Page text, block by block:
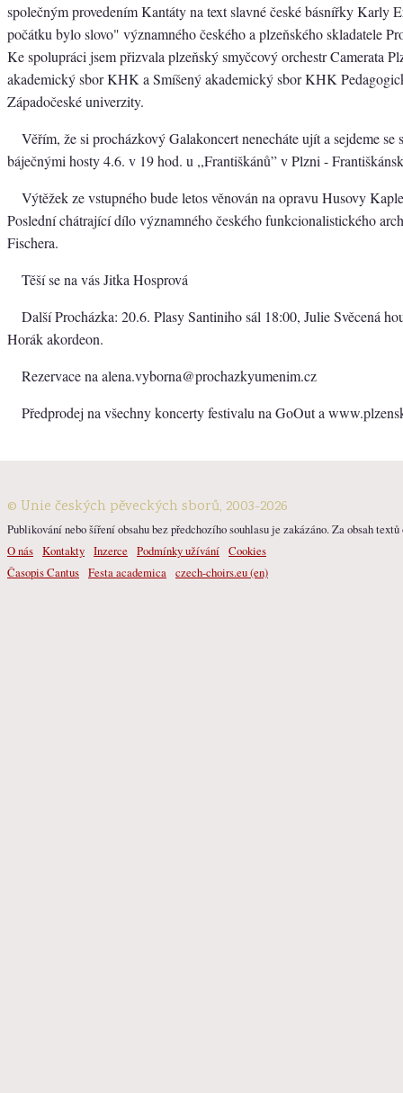
společným provedením Kantáty na text slavné české básnířky Karly
počátku bylo slovo" významného českého a plzeňského skladatele
Ke spolupráci jsem přizvala plzeňský smyčcový orchestr Camerata
akademický sbor KHK a Smíšený akademický sbor KHK
Západočeské univerzity.
Věřím, že si procházkový Galakoncert nenecháte ujít a sejdeme se
báječnými hosty 4.6. v 19 hod. u ,,Františkánů” v Plzni -
Výtěžek ze vstupného bude letos věnován na opravu Husovy
Poslední chátrající dílo významného českého funkcionalistického
Fischera.
Těší se na vás Jitka Hosprová
Další Procházka: 20.6. Plasy Santiniho sál 18:00, Julie Svěcená
Horák akordeon.
Rezervace na alena.vyborna@prochazkyumenim.cz
Předprodej na všechny koncerty festivalu na GoOut a
© Unie českých pěveckých sborů, 2003-2026
Publikování nebo šíření obsahu bez předchozího souhlasu je zakázáno. Za obsah
O nás Kontakty Inzerce Podmínky užívání Cookies
Časopis Cantus Festa academica czech-choirs.eu (en)